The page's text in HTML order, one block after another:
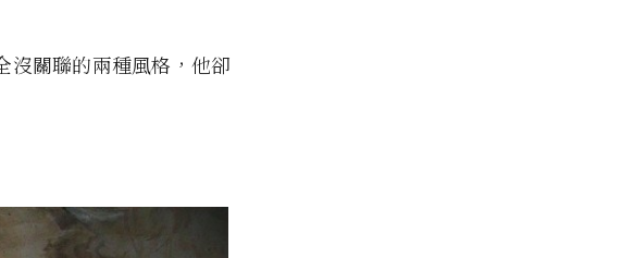
沒關聯的兩種風格，他卻